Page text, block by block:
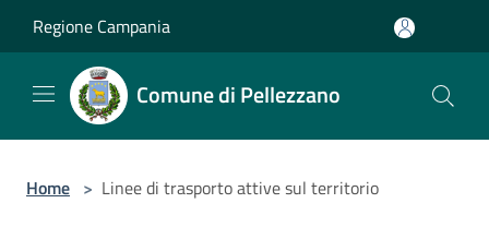
Regione Campania
Comune di Pellezzano
Home > Linee di trasporto attive sul territorio